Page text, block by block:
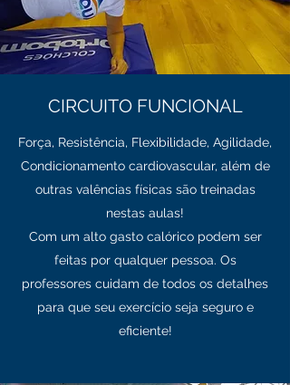
CIRCUITO FUNCIONAL
Força, Resistência, Flexibilidade, Agilidade,
Condicionamento cardiovascular, além de
outras valências físicas são treinadas
nestas aulas!
Com um alto gasto calórico podem ser
feitas por qualquer pessoa. Os
professores cuidam de todos os detalhes
para que seu exercício seja seguro e
eficiente!